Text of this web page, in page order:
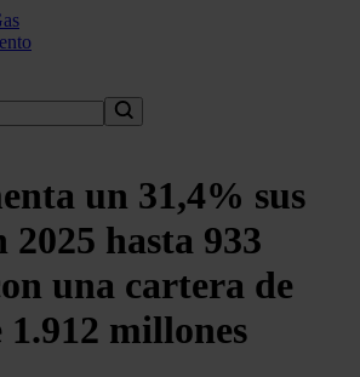
un 31,4% sus
2025 hasta 933
una cartera de
1.912 millones